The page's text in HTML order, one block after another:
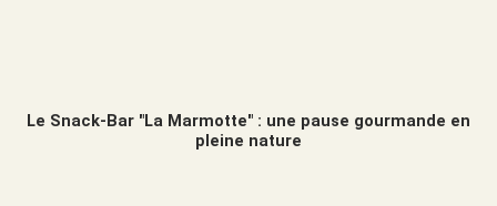
Le Snack-Bar "La Marmotte" : une pause gourmande en
pleine nature